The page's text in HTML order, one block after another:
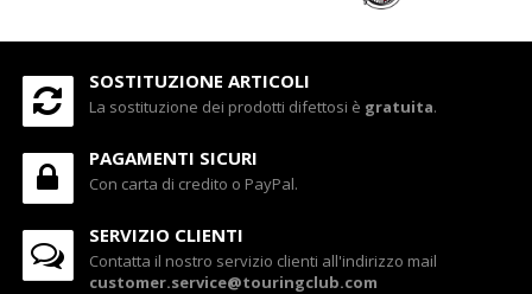
SOSTITUZIONE ARTICOLI
La sostituzione dei prodotti difettosi è gratuita.
PAGAMENTI SICURI
Con carta di credito o PayPal.
SERVIZIO CLIENTI
Contatta il nostro servizio clienti all'indirizzo mail
customer.service@touringclub.com